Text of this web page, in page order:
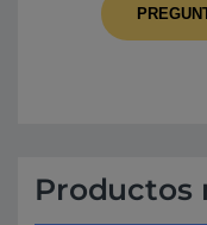
Productos